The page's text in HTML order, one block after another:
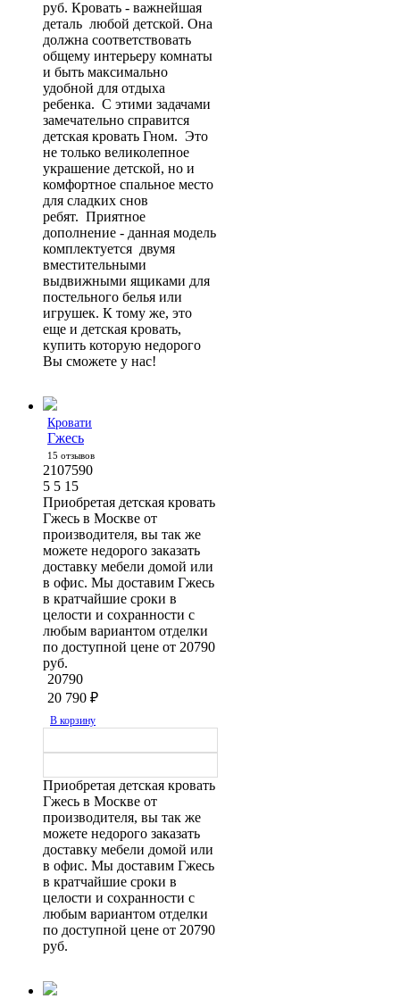
руб. Кровать - важнейшая
деталь любой детской. Она
должна соответствовать
общему интерьеру комнаты
и быть максимально
удобной для отдыха
ребенка. С этими задачами
замечательно справится
детская кровать Гном. Это
не только великолепное
украшение детской, но и
комфортное спальное место
для сладких снов
ребят. Приятное
дополнение - данная модель
комплектуется двумя
вместительными
выдвижными ящиками для
постельного белья или
игрушек. К тому же, это
еще и детская кровать,
купить которую недорого
Вы сможете у нас!
Кровати
Гжесь
15 отзывов
2107590
5 5 15
Приобретая детская кровать
Гжесь в Москве от
производителя, вы так же
можете недорого заказать
доставку мебели домой или
в офис. Мы доставим Гжесь
в кратчайшие сроки в
целости и сохранности с
любым вариантом отделки
по доступной цене от 20790
руб.
20790
20 790 ₽
В корзину
Приобретая детская кровать
Гжесь в Москве от
производителя, вы так же
можете недорого заказать
доставку мебели домой или
в офис. Мы доставим Гжесь
в кратчайшие сроки в
целости и сохранности с
любым вариантом отделки
по доступной цене от 20790
руб.